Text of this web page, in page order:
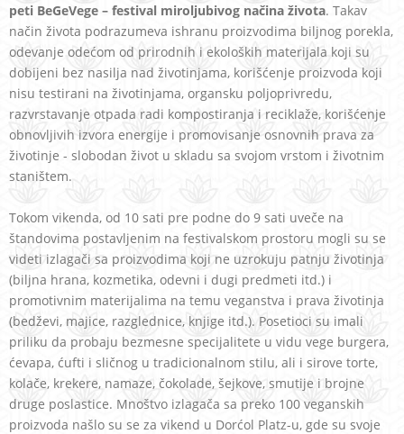
peti BeGeVege – festival miroljubivog načina života. Takav
način života podrazumeva ishranu proizvodima biljnog porekla,
odevanje odećom od prirodnih i ekoloških materijala koji su
dobijeni bez nasilja nad životinjama, korišćenje proizvoda koji
nisu testirani na životinjama, organsku poljoprivredu,
razvrstavanje otpada radi kompostiranja i reciklaže, korišćenje
obnovljivih izvora energije i promovisanje osnovnih prava za
životinje - slobodan život u skladu sa svojom vrstom i životnim
staništem.
Tokom vikenda, od 10 sati pre podne do 9 sati uveče na
štandovima postavljenim na festivalskom prostoru mogli su se
videti izlagači sa proizvodima koji ne uzrokuju patnju životinja
(biljna hrana, kozmetika, odevni i dugi predmeti itd.) i
promotivnim materijalima na temu veganstva i prava životinja
(bedževi, majice, razglednice, knjige itd.). Posetioci su imali
priliku da probaju bezmesne specijalitete u vidu vege burgera,
ćevapa, ćufti i sličnog u tradicionalnom stilu, ali i sirove torte,
kolače, krekere, namaze, čokolade, šejkove, smutije i brojne
druge poslastice. Mnoštvo izlagača sa preko 100 veganskih
proizvoda našlo su se za vikend u Dorćol Platz-u, gde su svoje